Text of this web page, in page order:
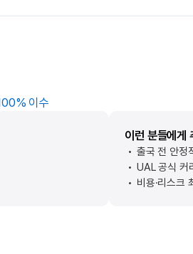
이수
이런 분들에게
출국 전 안정
UAL 공식 커
비용·리스크